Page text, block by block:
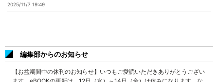
2025/11/7 19:49
編集部からのお知らせ
【お盆期間中の休刊のお知らせ】いつもご愛読いただきありがとうござい